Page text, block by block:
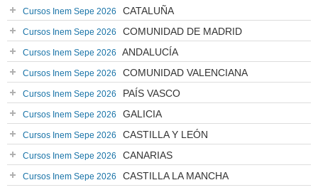
Cursos Inem Sepe 2026 CATALUÑA
Cursos Inem Sepe 2026 COMUNIDAD DE MADRID
Cursos Inem Sepe 2026 ANDALUCÍA
Cursos Inem Sepe 2026 COMUNIDAD VALENCIANA
Cursos Inem Sepe 2026 PAÍS VASCO
Cursos Inem Sepe 2026 GALICIA
Cursos Inem Sepe 2026 CASTILLA Y LEÓN
Cursos Inem Sepe 2026 CANARIAS
Cursos Inem Sepe 2026 CASTILLA LA MANCHA